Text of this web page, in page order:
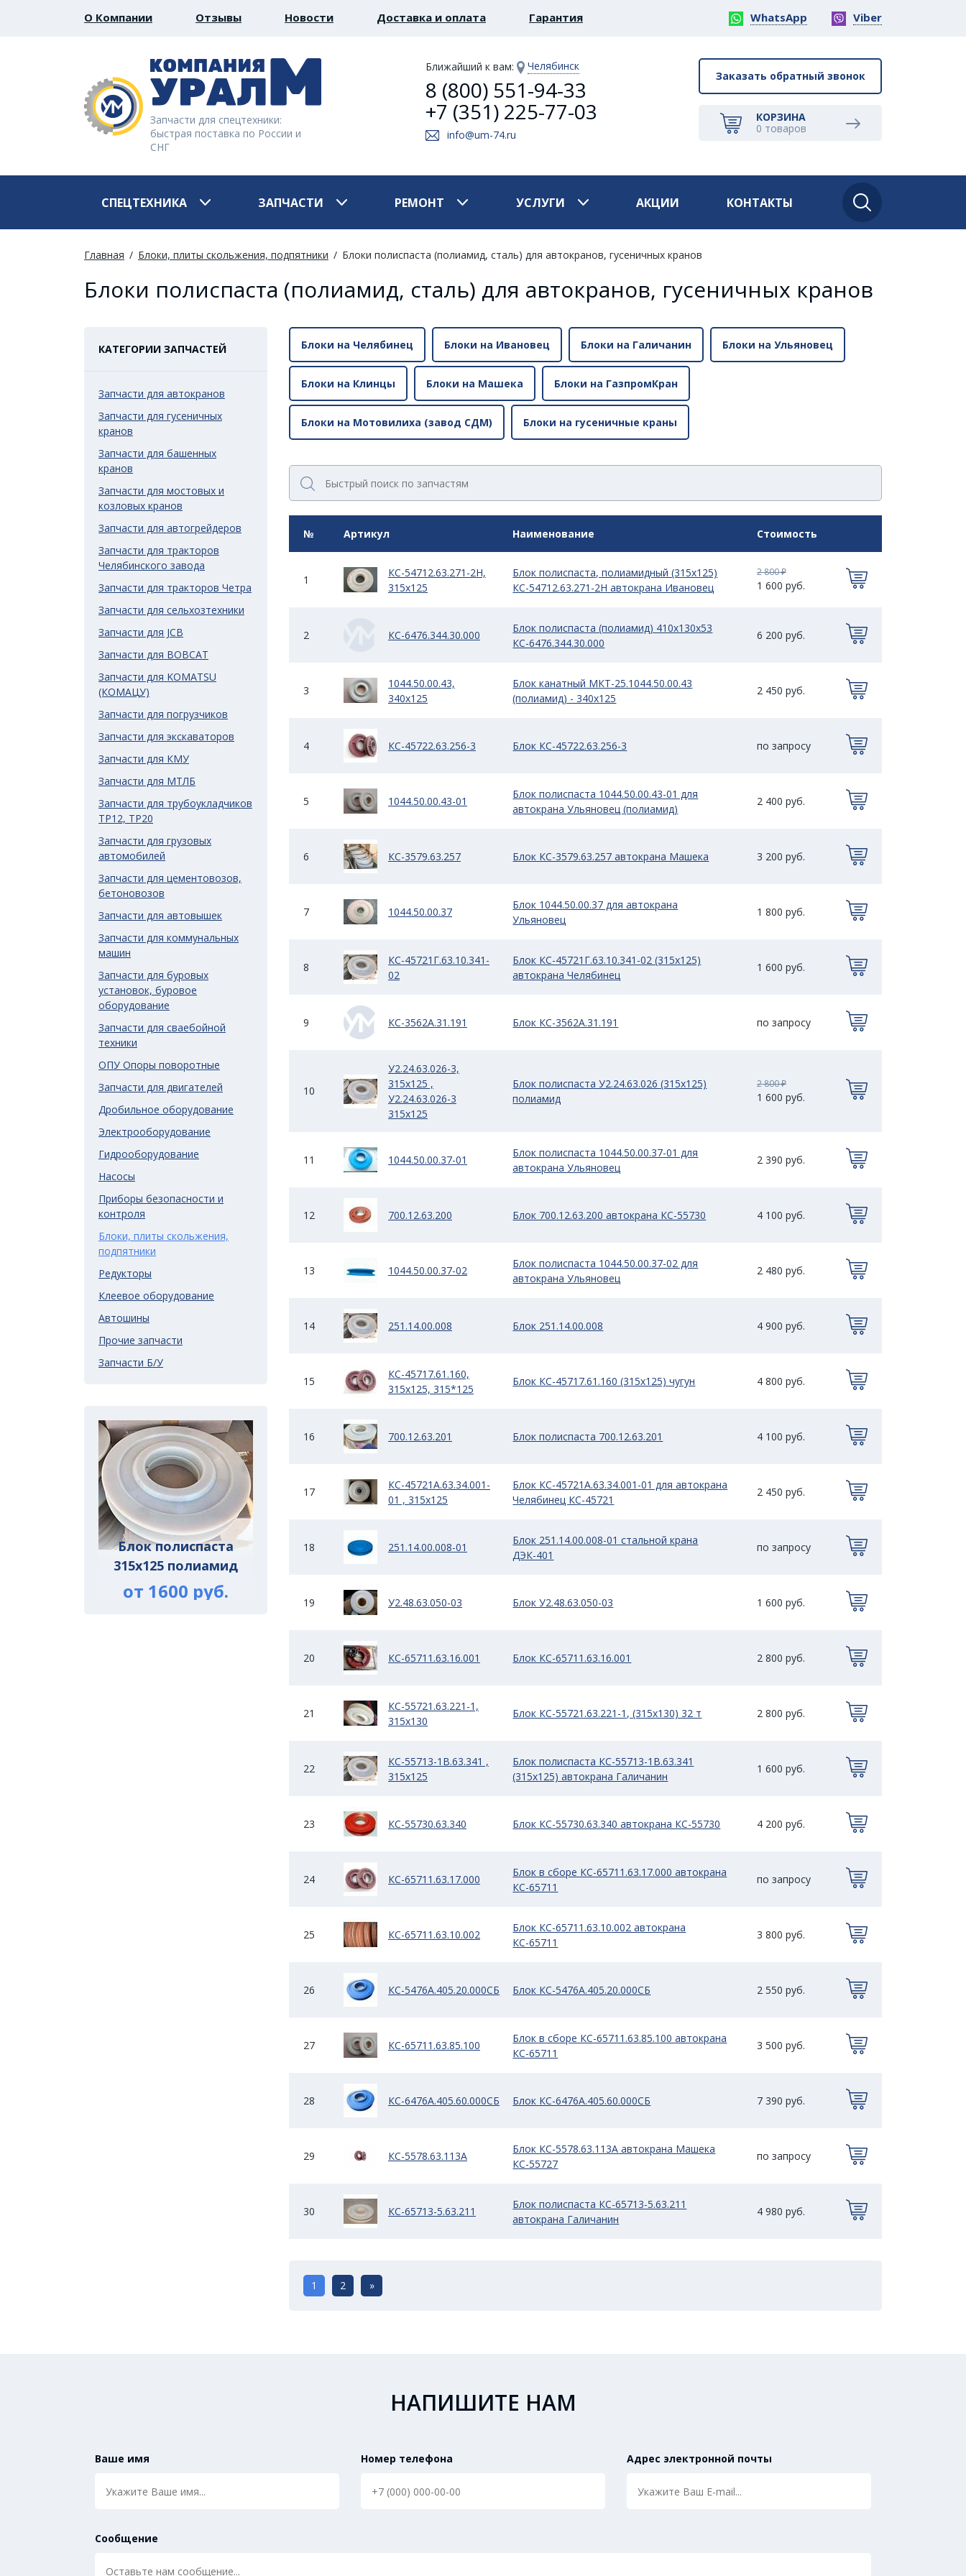
О Компании Отзывы Новости Доставка и оплата Гарантия WhatsApp Viber
Запчасти для спецтехники:
быстрая поставка по России и
СНГ
Ближайший к вам: Челябинск
8 (800) 551-94-33
+7 (351) 225-77-03
info@um-74.ru
Заказать обратный звонок
КОРЗИНА
0 товаров
СПЕЦТЕХНИКА ЗАПЧАСТИ РЕМОНТ УСЛУГИ АКЦИИ КОНТАКТЫ
Главная Блоки, плиты скольжения, подпятники Блоки полиспаста (полиамид, сталь) для автокранов, гусеничных кранов
Блоки полиспаста (полиамид, сталь) для автокранов, гусеничных кранов
КАТЕГОРИИ ЗАПЧАСТЕЙ
Запчасти для автокранов
Запчасти для гусеничных
кранов
Запчасти для башенных
кранов
Запчасти для мостовых и
козловых кранов
Запчасти для автогрейдеров
Запчасти для тракторов
Челябинского завода
Запчасти для тракторов Четра
Запчасти для сельхозтехники
Запчасти для JCB
Запчасти для BOBCAT
Запчасти для KOMATSU
(КОМАЦУ)
Запчасти для погрузчиков
Запчасти для экскаваторов
Запчасти для КМУ
Запчасти для МТЛБ
Запчасти для трубоукладчиков
ТР12, ТР20
Запчасти для грузовых
автомобилей
Запчасти для цементовозов,
бетоновозов
Запчасти для автовышек
Запчасти для коммунальных
машин
Запчасти для буровых
установок, буровое
оборудование
Запчасти для сваебойной
техники
ОПУ Опоры поворотные
Запчасти для двигателей
Дробильное оборудование
Электрооборудование
Гидрооборудование
Насосы
Приборы безопасности и
контроля
Блоки, плиты скольжения,
подпятники
Редукторы
Клеевое оборудование
Автошины
Прочие запчасти
Запчасти Б/У
Блок полиспаста
315х125 полиамид
от 1600 руб.
Блоки на Челябинец Блоки на Ивановец Блоки на Галичанин Блоки на Ульяновец
Блоки на Клинцы Блоки на Машека Блоки на ГазпромКран
Блоки на Мотовилиха (завод СДМ) Блоки на гусеничные краны
№ Артикул Наименование Стоимость
1
КС-54712.63.271-2Н,
315х125
Блок полиспаста, полиамидный (315х125)
КС-54712.63.271-2Н автокрана Ивановец
2 800 ₽
1 600 руб.
2 КС-6476.344.30.000
Блок полиспаста (полиамид) 410х130х53
КС-6476.344.30.000
6 200 руб.
3
1044.50.00.43,
340х125
Блок канатный МКТ-25.1044.50.00.43
(полиамид) - 340х125
2 450 руб.
4 КС-45722.63.256-3 Блок КС-45722.63.256-3 по запросу
5 1044.50.00.43-01
Блок полиспаста 1044.50.00.43-01 для
автокрана Ульяновец (полиамид)
2 400 руб.
6 КС-3579.63.257 Блок КС-3579.63.257 автокрана Машека 3 200 руб.
7 1044.50.00.37
Блок 1044.50.00.37 для автокрана
Ульяновец
1 800 руб.
8
КС-45721Г.63.10.341-
02
Блок КС-45721Г.63.10.341-02 (315х125)
автокрана Челябинец
1 600 руб.
9 КС-3562А.31.191 Блок КС-3562А.31.191 по запросу
10
У2.24.63.026-3,
315х125 ,
У2.24.63.026-3
315х125
Блок полиспаста У2.24.63.026 (315х125)
полиамид
2 800 ₽
1 600 руб.
11 1044.50.00.37-01
Блок полиспаста 1044.50.00.37-01 для
автокрана Ульяновец
2 390 руб.
12 700.12.63.200 Блок 700.12.63.200 автокрана КС-55730 4 100 руб.
13 1044.50.00.37-02
Блок полиспаста 1044.50.00.37-02 для
автокрана Ульяновец
2 480 руб.
14 251.14.00.008 Блок 251.14.00.008 4 900 руб.
15
КС-45717.61.160,
315х125, 315*125
Блок КС-45717.61.160 (315х125) чугун 4 800 руб.
16 700.12.63.201 Блок полиспаста 700.12.63.201 4 100 руб.
17
КС-45721А.63.34.001-
01 , 315х125
Блок КС-45721А.63.34.001-01 для автокрана
Челябинец КС-45721
2 450 руб.
18 251.14.00.008-01
Блок 251.14.00.008-01 стальной крана
ДЭК-401
по запросу
19 У2.48.63.050-03 Блок У2.48.63.050-03 1 600 руб.
20 КС-65711.63.16.001 Блок КС-65711.63.16.001 2 800 руб.
21
КС-55721.63.221-1,
315х130
Блок КС-55721.63.221-1, (315х130) 32 т 2 800 руб.
22
КС-55713-1В.63.341 ,
315х125
Блок полиспаста КС-55713-1В.63.341
(315х125) автокрана Галичанин
1 600 руб.
23 КС-55730.63.340 Блок КС-55730.63.340 автокрана КС-55730 4 200 руб.
24 КС-65711.63.17.000
Блок в сборе КС-65711.63.17.000 автокрана
КС-65711
по запросу
25 КС-65711.63.10.002
Блок КС-65711.63.10.002 автокрана
КС-65711
3 800 руб.
26 КС-5476А.405.20.000СБ Блок КС-5476А.405.20.000СБ 2 550 руб.
27 КС-65711.63.85.100
Блок в сборе КС-65711.63.85.100 автокрана
КС-65711
3 500 руб.
28 КС-6476А.405.60.000СБ Блок КС-6476А.405.60.000СБ 7 390 руб.
29 КС-5578.63.113A
Блок КС-5578.63.113A автокрана Машека
КС-55727
по запросу
30 КС-65713-5.63.211
Блок полиспаста КС-65713-5.63.211
автокрана Галичанин
4 980 руб.
1 2 »
НАПИШИТЕ НАМ
Ваше имя Номер телефона Адрес электронной почты
Сообщение